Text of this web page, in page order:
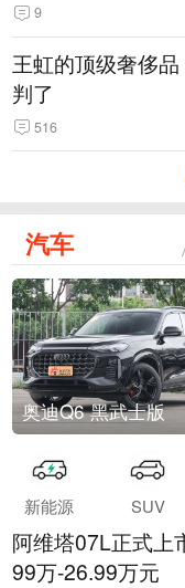
9
王虹的顶级奢侈
判了
516
汽车
奥迪Q6 黑武士版
新能源 SUV
阿维塔07L正式上
99万-26.99万元